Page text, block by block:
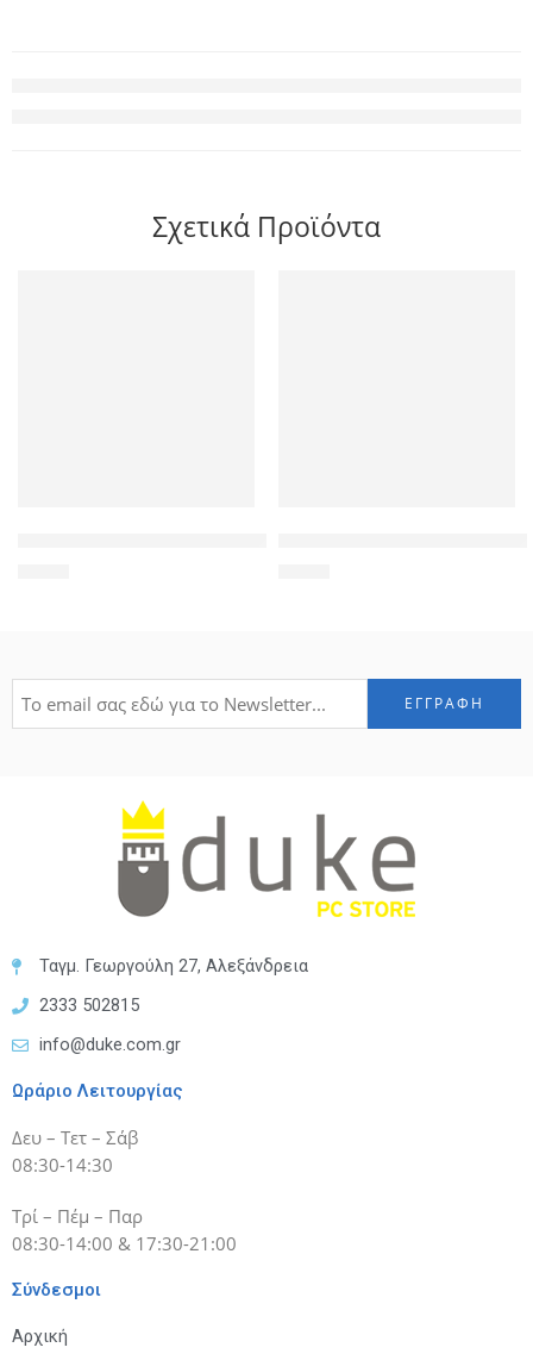
Σχετικά Προϊόντα
Ταγμ. Γεωργούλη 27, Αλεξάνδρεια
2333 502815
info@duke.com.gr
Ωράριο Λειτουργίας
Δευ – Τετ – Σάβ
08:30-14:30
Τρί – Πέμ – Παρ
08:30-14:00 & 17:30-21:00
Σύνδεσμοι
Αρχική